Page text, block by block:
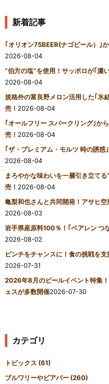
新着記事
｢オリオン75BEER(ナゴビール）｣
2026-08-04
“伯方の塩”を使用！サッポロが｢濃
2026-08-04
規格外の富良野メロン活用した｢
売！ 2026-08-04
｢オールフリー スパークリング｣か
売！ 2026-08-04
｢ザ・プレミアム・モルツ 時の誘
2026-08-04
まろやかな味わいを一層引き立て
売！ 2026-08-04
亀梨和也さんと共同開発！アサヒ
2026-08-03
岩手県産原料100％！｢ベアレン つ
2026-08-02
ピンチをチャンスに！食の挑戦を
2026-07-31
2026年8月のビールイベント特集
ェスが多数開催2026-07-30
カテゴリ
トピックス (61)
ブルワリーやビアバー (260)